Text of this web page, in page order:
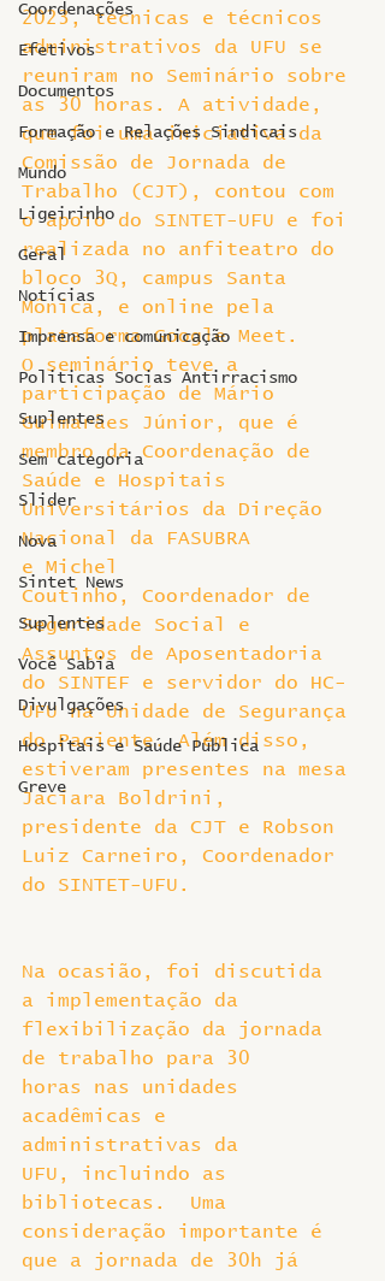
Coordenações
Efetivos
Documentos
Formação e Relações Sindicais
Mundo
Ligeirinho
Geral
Notícias
Imprensa e comunicação
Politicas Socias Antirracismo
Suplentes
Sem categoria
Slider
Nova
Sintet News
Suplentes
Você Sabia
Divulgações
Hospitais e Saúde Pública
Greve
2023, técnicas e técnicos
administrativos da UFU se
reuniram no Seminário sobre
as 30 horas. A atividade,
que foi uma iniciativa da
Comissão de Jornada de
Trabalho (CJT), contou com
o apoio do SINTET-UFU e foi
realizada no anfiteatro do
bloco 3Q, campus Santa
Mônica, e online pela
plataforma Google Meet.
O seminário teve a
participação de Mário
Guimarães Júnior, que é
membro da Coordenação de
Saúde e Hospitais
Universitários da Direção
Nacional da FASUBRA
e Michel
Coutinho, Coordenador de
Seguridade Social e
Assuntos de Aposentadoria
do SINTEF e servidor do HC-
UFU na Unidade de Segurança
do Paciente. Além disso,
estiveram presentes na mesa
Jaciara Boldrini,
presidente da CJT e Robson
Luiz Carneiro, Coordenador
do SINTET-UFU.
Na ocasião, foi discutida
a implementação da
flexibilização da jornada
de trabalho para 30
horas nas unidades
acadêmicas e
administrativas da
UFU, incluindo as
bibliotecas.  Uma
consideração importante é
que a jornada de 30h já